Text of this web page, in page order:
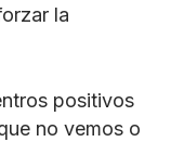
la
positivos
no vemos o